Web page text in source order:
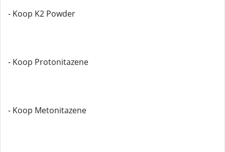
- Koop K2 Powder
- Koop Protonitazene
- Koop Metonitazene